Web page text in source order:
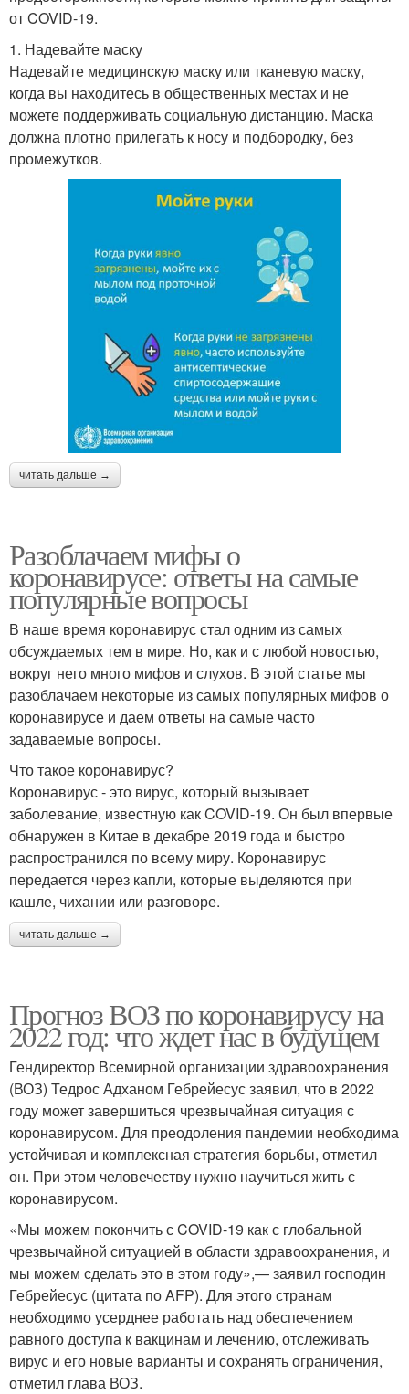
от COVID-19.
1. Надевайте маску
Надевайте медицинскую маску или тканевую маску,
когда вы находитесь в общественных местах и не
можете поддерживать социальную дистанцию. Маска
должна плотно прилегать к носу и подбородку, без
промежутков.
читать дальше →
Разоблачаем мифы о
коронавирусе: ответы на самые
популярные вопросы
В наше время коронавирус стал одним из самых
обсуждаемых тем в мире. Но, как и с любой новостью,
вокруг него много мифов и слухов. В этой статье мы
разоблачаем некоторые из самых популярных мифов о
коронавирусе и даем ответы на самые часто
задаваемые вопросы.
Что такое коронавирус?
Коронавирус - это вирус, который вызывает
заболевание, известную как COVID-19. Он был впервые
обнаружен в Китае в декабре 2019 года и быстро
распространился по всему миру. Коронавирус
передается через капли, которые выделяются при
кашле, чихании или разговоре.
читать дальше →
Прогноз ВОЗ по коронавирусу на
2022 год: что ждет нас в будущем
Гендиректор Всемирной организации здравоохранения
(ВОЗ) Тедрос Адханом Гебрейесус заявил, что в 2022
году может завершиться чрезвычайная ситуация с
коронавирусом. Для преодоления пандемии необходима
устойчивая и комплексная стратегия борьбы, отметил
он. При этом человечеству нужно научиться жить с
коронавирусом.
«Мы можем покончить с COVID-19 как с глобальной
чрезвычайной ситуацией в области здравоохранения, и
мы можем сделать это в этом году»,— заявил господин
Гебрейесус (цитата по AFP). Для этого странам
необходимо усерднее работать над обеспечением
равного доступа к вакцинам и лечению, отслеживать
вирус и его новые варианты и сохранять ограничения,
отметил глава ВОЗ.